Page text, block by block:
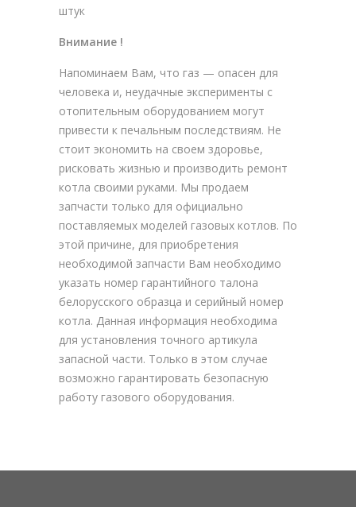
штук
Внимание !
Напоминаем Вам, что газ — опасен для
человека и, неудачные эксперименты с
отопительным оборудованием могут
привести к печальным последствиям. Не
стоит экономить на своем здоровье,
рисковать жизнью и производить ремонт
котла своими руками. Мы продаем
запчасти только для официально
поставляемых моделей газовых котлов. По
этой причине, для приобретения
необходимой запчасти Вам необходимо
указать номер гарантийного талона
белорусского образца и серийный номер
котла. Данная информация необходима
для установления точного артикула
запасной части. Только в этом случае
возможно гарантировать безопасную
работу газового оборудования.